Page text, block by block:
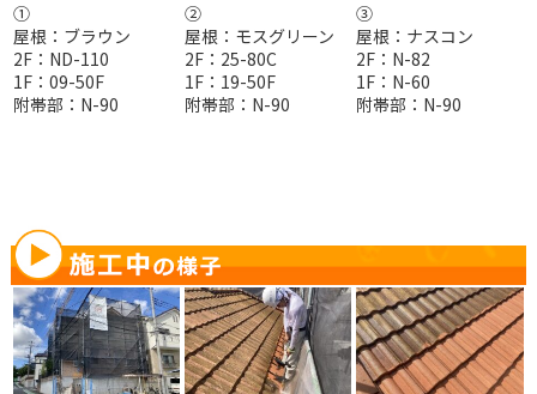
①
屋根：ブラウン
2F：ND-110
1F：09-50F
附帯部：N-90
②
屋根：モスグリーン
2F：25-80C
1F：19-50F
附帯部：N-90
③
屋根：ナスコン
2F：N-82
1F：N-60
附帯部：N-90